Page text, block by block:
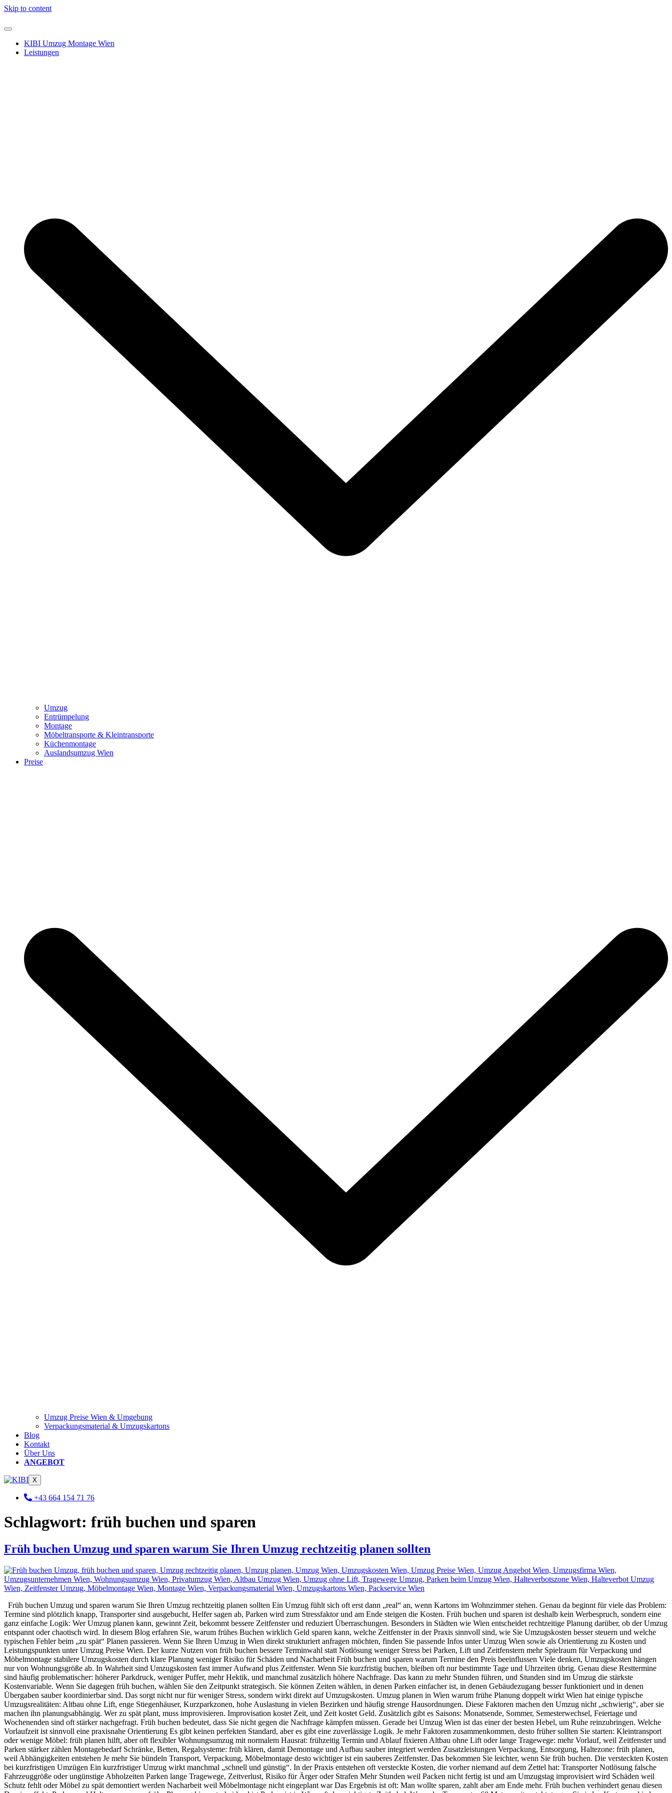
Skip to content
KIBI Umzug Montage Wien
Leistungen
Umzug
Entrümpelung
Montage
Möbeltransporte & Kleintransporte
Küchenmontage
Auslandsumzug Wien
Preise
Umzug Preise Wien & Umgebung
Verpackungsmaterial & Umzugskartons
Blog
Kontakt
Über Uns
ANGEBOT
X
+43 664 154 71 76
Schlagwort: früh buchen und sparen
Früh buchen Umzug und sparen warum Sie Ihren Umzug rechtzeitig planen sollten
Früh buchen Umzug und sparen warum Sie Ihren Umzug rechtzeitig planen sollten Ein Umzug fühlt sich oft erst dann „real“ an, wenn Kartons im Wohnzimmer stehen. Genau da beginnt für viele das Problem:
Termine sind plötzlich knapp, Transporter sind ausgebucht, Helfer sagen ab, Parken wird zum Stressfaktor und am Ende steigen die Kosten. Früh buchen und sparen ist deshalb kein Werbespruch, sondern eine
ganz einfache Logik: Wer Umzug planen kann, gewinnt Zeit, bekommt bessere Zeitfenster und reduziert Überraschungen. Besonders in Städten wie Wien entscheidet rechtzeitige Planung darüber, ob der Umzug
entspannt oder chaotisch wird. In diesem Blog erfahren Sie, warum frühes Buchen wirklich Geld sparen kann, welche Zeitfenster in der Praxis sinnvoll sind, wie Sie Umzugskosten besser steuern und welche
typischen Fehler beim „zu spät“ Planen passieren. Wenn Sie Ihren Umzug in Wien direkt strukturiert anfragen möchten, finden Sie passende Infos unter Umzug Wien sowie als Orientierung zu Kosten und
Leistungspunkten unter Umzug Preise Wien. Der kurze Nutzen von früh buchen bessere Terminwahl statt Notlösung weniger Stress bei Parken, Lift und Zeitfenstern mehr Spielraum für Verpackung und
Möbelmontage stabilere Umzugskosten durch klare Planung weniger Risiko für Schäden und Nacharbeit Früh buchen und sparen warum Termine den Preis beeinflussen Viele denken, Umzugskosten hängen
nur von Wohnungsgröße ab. In Wahrheit sind Umzugskosten fast immer Aufwand plus Zeitfenster. Wenn Sie kurzfristig buchen, bleiben oft nur bestimmte Tage und Uhrzeiten übrig. Genau diese Resttermine
sind häufig problematischer: höherer Parkdruck, weniger Puffer, mehr Hektik, und manchmal zusätzlich höhere Nachfrage. Das kann zu mehr Stunden führen, und Stunden sind im Umzug die stärkste
Kostenvariable. Wenn Sie dagegen früh buchen, wählen Sie den Zeitpunkt strategisch. Sie können Zeiten wählen, in denen Parken einfacher ist, in denen Gebäudezugang besser funktioniert und in denen
Übergaben sauber koordinierbar sind. Das sorgt nicht nur für weniger Stress, sondern wirkt direkt auf Umzugskosten. Umzug planen in Wien warum frühe Planung doppelt wirkt Wien hat einige typische
Umzugsrealitäten: Altbau ohne Lift, enge Stiegenhäuser, Kurzparkzonen, hohe Auslastung in vielen Bezirken und häufig strenge Hausordnungen. Diese Faktoren machen den Umzug nicht „schwierig“, aber sie
machen ihn planungsabhängig. Wer zu spät plant, muss improvisieren. Improvisation kostet Zeit, und Zeit kostet Geld. Zusätzlich gibt es Saisons: Monatsende, Sommer, Semesterwechsel, Feiertage und
Wochenenden sind oft stärker nachgefragt. Früh buchen bedeutet, dass Sie nicht gegen die Nachfrage kämpfen müssen. Gerade bei Umzug Wien ist das einer der besten Hebel, um Ruhe reinzubringen. Welche
Vorlaufzeit ist sinnvoll eine praxisnahe Orientierung Es gibt keinen perfekten Standard, aber es gibt eine zuverlässige Logik. Je mehr Faktoren zusammenkommen, desto früher sollten Sie starten: Kleintransport
oder wenige Möbel: früh planen hilft, aber oft flexibler Wohnungsumzug mit normalem Hausrat: frühzeitig Termin und Ablauf fixieren Altbau ohne Lift oder lange Tragewege: mehr Vorlauf, weil Zeitfenster und
Parken stärker zählen Montagebedarf Schränke, Betten, Regalsysteme: früh klären, damit Demontage und Aufbau sauber integriert werden Zusatzleistungen Verpackung, Entsorgung, Haltezone: früh planen,
weil Abhängigkeiten entstehen Je mehr Sie bündeln Transport, Verpackung, Möbelmontage desto wichtiger ist ein sauberes Zeitfenster. Das bekommen Sie leichter, wenn Sie früh buchen. Die versteckten Kosten
bei kurzfristigen Umzügen Ein kurzfristiger Umzug wirkt manchmal „schnell und günstig“. In der Praxis entstehen oft versteckte Kosten, die vorher niemand auf dem Zettel hat: Transporter Notlösung falsche
Fahrzeuggröße oder ungünstige Abholzeiten Parken lange Tragewege, Zeitverlust, Risiko für Ärger oder Strafen Mehr Stunden weil Packen nicht fertig ist und am Umzugstag improvisiert wird Schäden weil
Schutz fehlt oder Möbel zu spät demontiert werden Nacharbeit weil Möbelmontage nicht eingeplant war Das Ergebnis ist oft: Man wollte sparen, zahlt aber am Ende mehr. Früh buchen verhindert genau diesen